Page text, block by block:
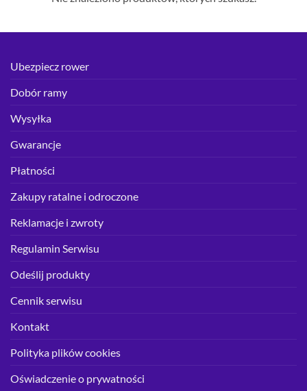
Ubezpiecz rower
Dobór ramy
Wysyłka
Gwarancje
Płatności
Zakupy ratalne i odroczone
Reklamacje i zwroty
Regulamin Serwisu
Odeślij produkty
Cennik serwisu
Kontakt
Polityka plików cookies
Oświadczenie o prywatności